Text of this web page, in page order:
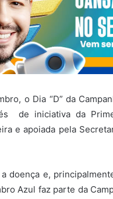
o Dia “D” da
de iniciativa da
e apoiada pela
doença e,
Azul faz parte da